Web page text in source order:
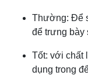
Thường: Để
để trưng bày
Tốt: với chất
dụng trong